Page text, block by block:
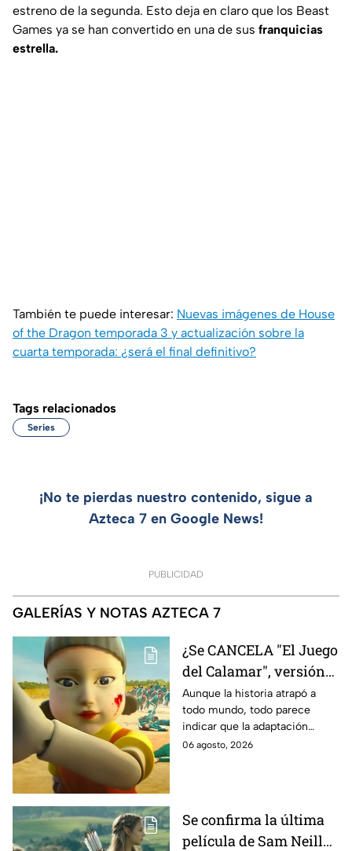
estreno de la segunda. Esto deja en claro que los Beast
Games ya se han convertido en una de sus franquicias
estrella.
También te puede interesar: Nuevas imágenes de House
of the Dragon temporada 3 y actualización sobre la
cuarta temporada: ¿será el final definitivo?
Tags relacionados
Series
¡No te pierdas nuestro contenido, sigue a
Azteca 7 en Google News!
PUBLICIDAD
GALERÍAS Y NOTAS AZTECA 7
¿Se CANCELA "El Juego
del Calamar", versión
Estados Unidos? Esto
es lo que se sabe al
momento
Aunque la historia atrapó a
todo mundo, todo parece
indicar que la adaptación
podría ser cancelada:
06 agosto, 2026
Se confirma la última
película de Sam Neill